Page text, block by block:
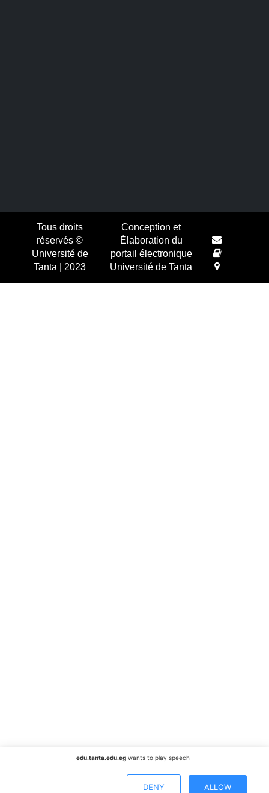
Tous droits
réservés ©
Université de
Tanta | 2023
Conception et
Élaboration du
portail électronique
Université de Tanta
edu.tanta.edu.eg wants to play speech
DENY ALLOW